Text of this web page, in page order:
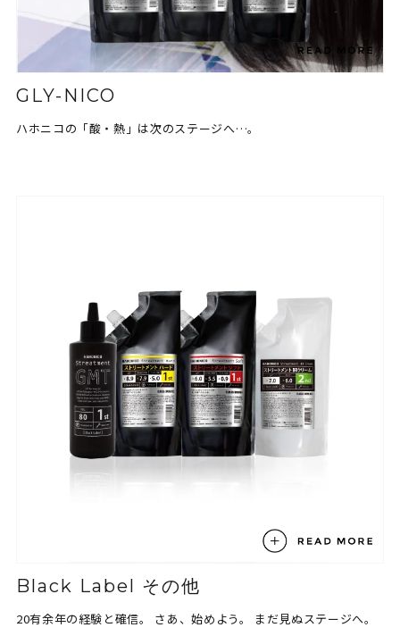
GLY-NICO
ハホニコの「酸・熱」は次のステージへ…。
Black Label その他
20有余年の経験と確信。 さあ、始めよう。 まだ見ぬステージへ。